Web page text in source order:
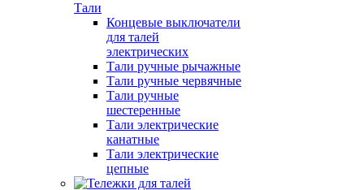
Тали
Концевые выключатели
для талей
электрических
Тали ручные рычажные
Тали ручные червячные
Тали ручные
шестеренные
Тали электрические
канатные
Тали электрические
цепные